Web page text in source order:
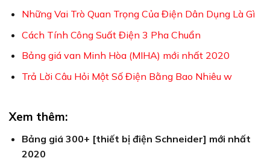
Những Vai Trò Quan Trọng Của Điện Dân Dụng Là Gì
Cách Tính Công Suất Điện 3 Pha Chuẩn
Bảng giá van Minh Hòa (MIHA) mới nhất 2020
Trả Lời Câu Hỏi Một Số Điện Bằng Bao Nhiêu w
Xem thêm:
Bảng giá 300+ [thiết bị điện Schneider] mới nhất
2020